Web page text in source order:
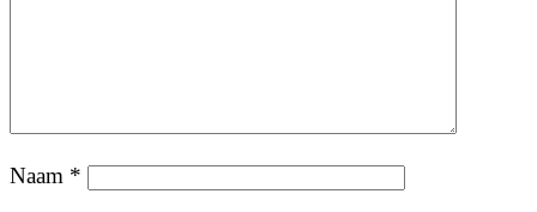
Naam *